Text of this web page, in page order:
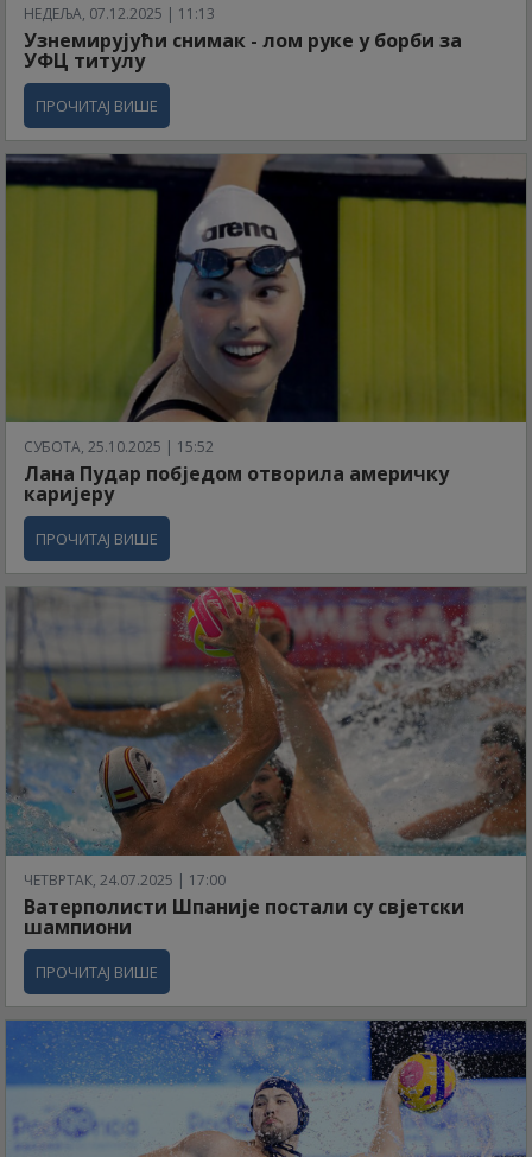
НЕДЕЉА, 07.12.2025 | 11:13
Узнемирујући снимак - лом руке у борби за
УФЦ титулу
ПРОЧИТАЈ ВИШЕ
СУБОТА, 25.10.2025 | 15:52
Лана Пудар побједом отворила америчку
каријеру
ПРОЧИТАЈ ВИШЕ
ЧЕТВРТАК, 24.07.2025 | 17:00
Ватерполисти Шпаније постали су свјетски
шампиони
ПРОЧИТАЈ ВИШЕ